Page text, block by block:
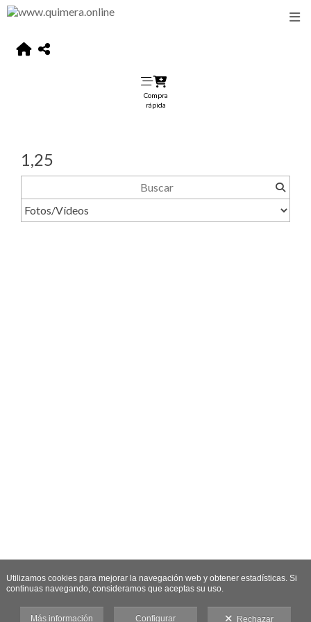
Compra
rápida
1,25
Utilizamos cookies para mejorar la navegación web y obtener estadísticas. Si
continuas navegando, consideramos que aceptas su uso.
Más información Configurar Rechazar